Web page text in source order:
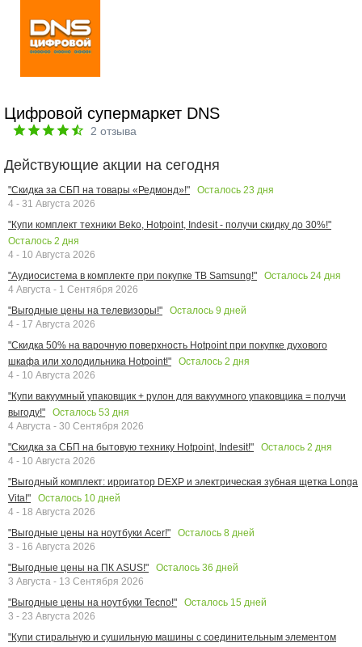
Цифровой супермаркет DNS
2 отзыва
Действующие акции на сегодня
"Скидка за СБП на товары «Редмонд»!" Осталось 23 дня
4 - 31 Августа 2026
"Купи комплект техники Beko, Hotpoint, Indesit - получи скидку до 30%!"
Осталось 2 дня
4 - 10 Августа 2026
"Аудиосистема в комплекте при покупке ТВ Samsung!"
Осталось 24 дня
4 Августа - 1 Сентября 2026
"Выгодные цены на телевизоры!"
Осталось 9 дней
4 - 17 Августа 2026
"Скидка 50% на варочную поверхность Hotpoint при покупке духового
шкафа или холодильника Hotpoint!"
Осталось 2 дня
4 - 10 Августа 2026
"Купи вакуумный упаковщик + рулон для вакуумного упаковщика = получи
выгоду!"
Осталось 53 дня
4 Августа - 30 Сентября 2026
"Скидка за СБП на бытовую технику Hotpoint, Indesit!"
Осталось 2 дня
4 - 10 Августа 2026
"Выгодный комплект: ирригатор DEXP и электрическая зубная щетка Longa
Vita!"
Осталось 10 дней
4 - 18 Августа 2026
"Выгодные цены на ноутбуки Acer!"
Осталось 8 дней
3 - 16 Августа 2026
"Выгодные цены на ПК ASUS!"
Осталось 36 дней
3 Августа - 13 Сентября 2026
"Выгодные цены на ноутбуки Tecno!"
Осталось 15 дней
3 - 23 Августа 2026
"Купи стиральную и сушильную машины с соединительным элементом